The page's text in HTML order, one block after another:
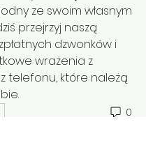
ze swoim własnym
przejrzyj naszą
dzwonków i
wrażenia z
telefonu, które należą
0